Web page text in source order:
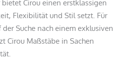
Cirou einen erstklassigen
Flexibilität und Stil setzt. Für
Suche nach einem exklusiven
Cirou Maßstäbe in Sachen